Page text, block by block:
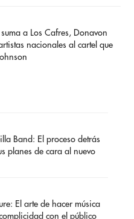
a Los Cafres, Donavon
nacionales al cartel que
Band: El proceso detrás
planes de cara al nuevo
El arte de hacer música
con el público